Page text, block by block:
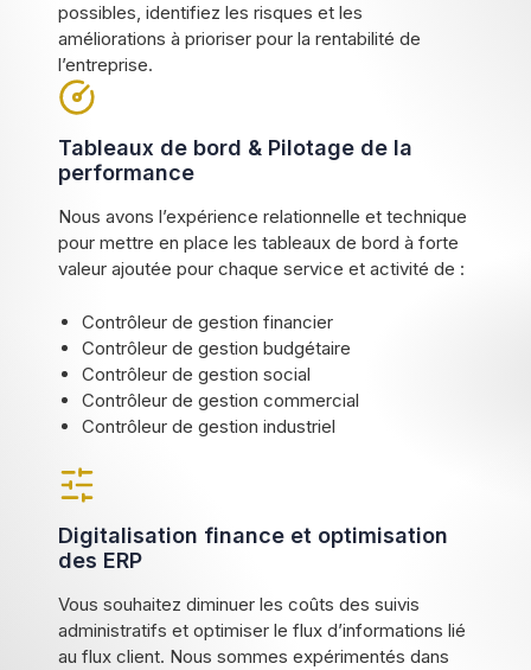
possibles, identifiez les risques et les
améliorations à prioriser pour la rentabilité de
l’entreprise.
Tableaux de bord & Pilotage de la
performance
Nous avons l’expérience relationnelle et technique
pour mettre en place les tableaux de bord à forte
valeur ajoutée pour chaque service et activité de :
Contrôleur de gestion financier
Contrôleur de gestion budgétaire
Contrôleur de gestion social
Contrôleur de gestion commercial
Contrôleur de gestion industriel
Digitalisation finance et optimisation
des ERP
Vous souhaitez diminuer les coûts des suivis
administratifs et optimiser le flux d’informations lié
au flux client. Nous sommes expérimentés dans